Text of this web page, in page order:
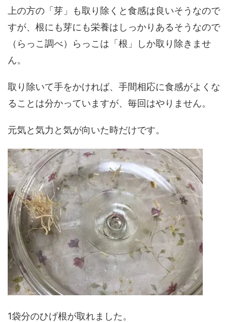
上の方の「芽」も取り除くと食感は良いそうなので
すが、根にも芽にも栄養はしっかりあるそうなので
（らっこ調べ）らっこは「根」しか取り除きませ
ん。
取り除いて手をかければ、手間相応に食感がよくな
ることは分かっていますが、毎回はやりません。
元気と気力と気が向いた時だけです。
1袋分のひげ根が取れました。